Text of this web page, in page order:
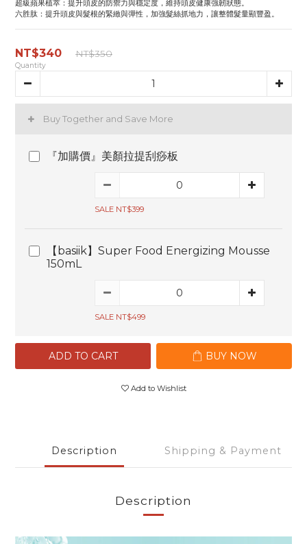
超級蘋果植萃：提升頭皮的防禦力與穩定度，維持頭皮健康強韌狀態。
六胜肽：提升頭皮與髮根的緊緻與彈性，加強髮絲抓地力，讓整體髮量顯豐盈。
NT$340 NT$350
Quantity
Buy Together and Save More
『加購價』美顏拉提刮痧板
SALE NT$399
【basiik】Super Food Energizing Mousse
150mL
SALE NT$499
ADD TO CART BUY NOW
Add to Wishlist
Description Shipping & Payment
Description